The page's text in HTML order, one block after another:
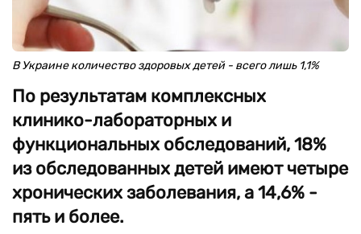
В Украине количество здоровых детей - всего лишь 1,1%
По результатам комплексных
клинико-лабораторных и
функциональных обследований, 18%
из обследованных детей имеют четыре
хронических заболевания, а 14,6% -
пять и более.